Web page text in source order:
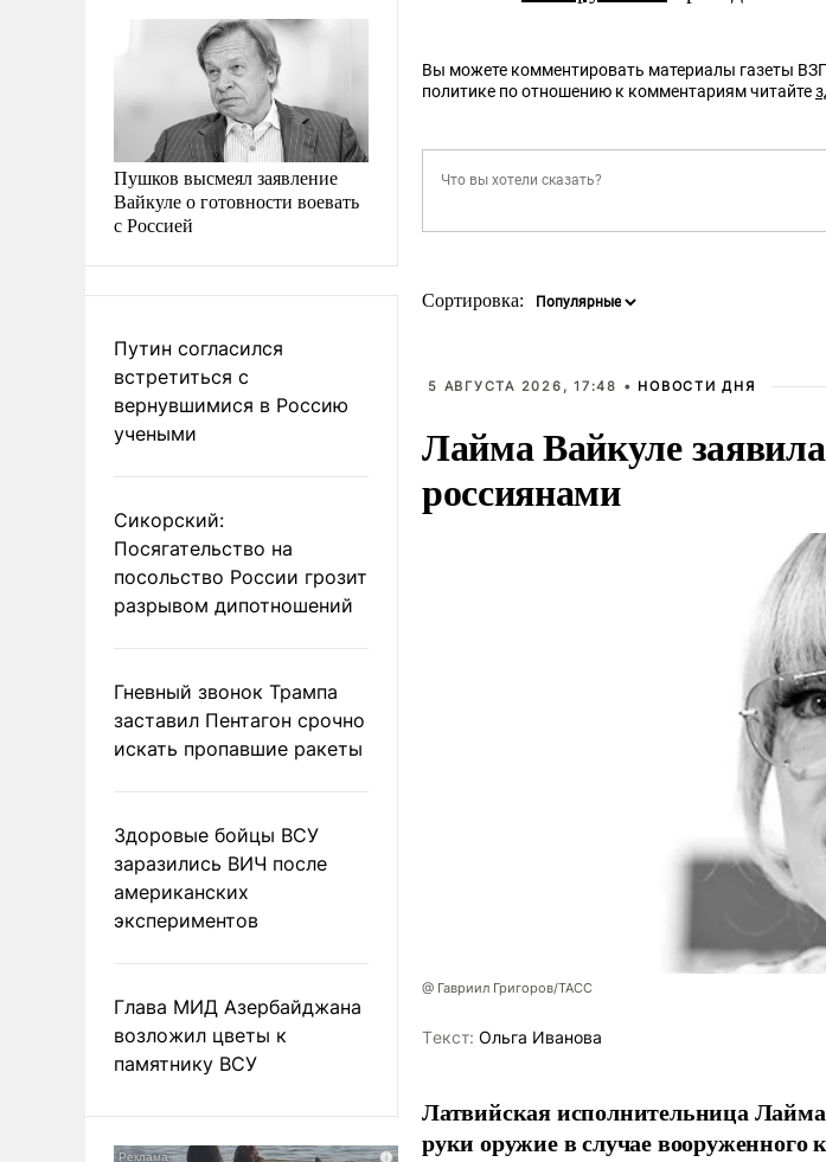
Пушков высмеял заявление
Вайкуле о готовности воевать
с Россией
Путин согласился
встретиться с
вернувшимися в Россию
учеными
Сикорский:
Посягательство на
посольство России грозит
разрывом дипотношений
Гневный звонок Трампа
заставил Пентагон срочно
искать пропавшие ракеты
Здоровые бойцы ВСУ
заразились ВИЧ после
американских
экспериментов
Глава МИД Азербайджана
возложил цветы к
памятнику ВСУ
Вы можете комментировать материалы газеты
политике по отношению к комментариям читайте
Сортировка:
5 АВГУСТА 2026, 17:48 • НОВОСТИ ДНЯ
Лайма Вайкуле
россиянами
@ Гавриил Григоров/ТАСС
Tекст: Ольга Иванова
Латвийская исполнительница
руки оружие в случае вооруженного